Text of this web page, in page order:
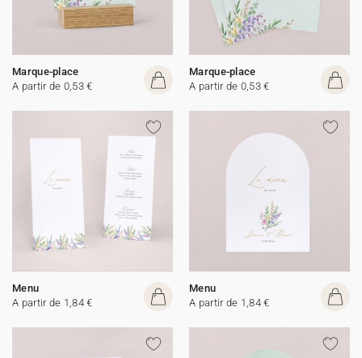
Marque-place
A partir de 0,53 €
Marque-place
A partir de 0,53 €
Menu
A partir de 1,84 €
Menu
A partir de 1,84 €